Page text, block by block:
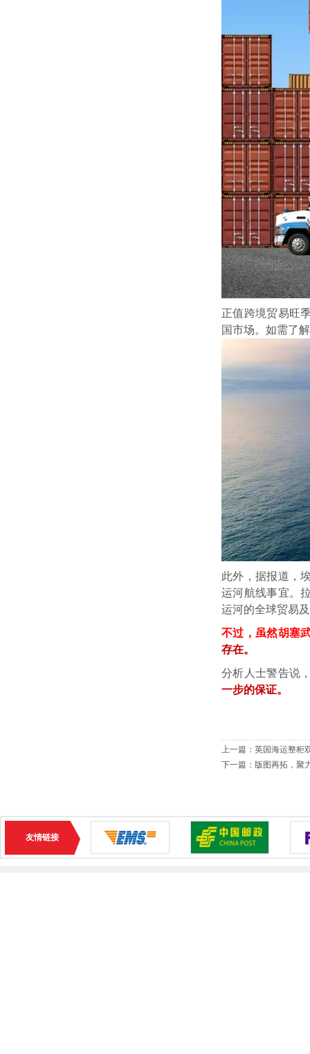
正值跨境贸易旺
国市场。如需了
此外，据报道，
运河航线事宜。
运河的全球贸易
不过，虽然胡塞
存在。
分析人士警告说
一步的保证。
上一篇： 英国海运整柜
下一篇： 版图再拓，聚